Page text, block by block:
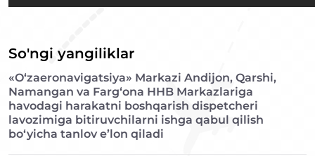
So'ngi yangiliklar
«O‘zaeronavigatsiya» Markazi Andijon, Qarshi,
Namangan va Farg‘ona HHB Markazlariga
havodagi harakatni boshqarish dispetcheri
lavozimiga bitiruvchilarni ishga qabul qilish
bo‘yicha tanlov e’lon qiladi